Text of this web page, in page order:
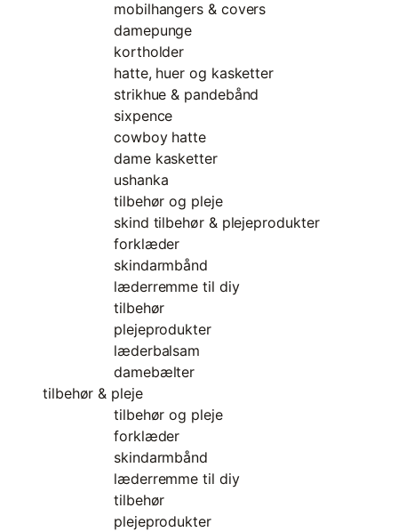
mobilhangers & covers
damepunge
kortholder
hatte, huer og kasketter
strikhue & pandebånd
sixpence
cowboy hatte
dame kasketter
ushanka
tilbehør og pleje
skind tilbehør & plejeprodukter
forklæder
skindarmbånd
læderremme til diy
tilbehør
plejeprodukter
læderbalsam
damebælter
tilbehør & pleje
tilbehør og pleje
forklæder
skindarmbånd
læderremme til diy
tilbehør
plejeprodukter